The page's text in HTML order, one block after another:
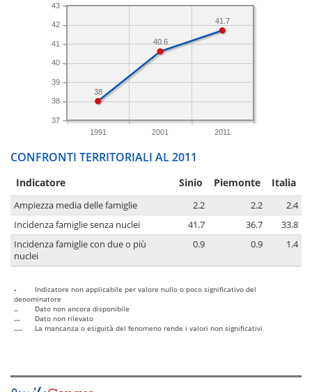
1991 2001 2011
37
38
39
40
41
42
43
41.7
40.6
38
CONFRONTI TERRITORIALI AL 2011
Indicatore Sinio Piemonte Italia
Ampiezza media delle famiglie 2.2 2.2
2.4
Incidenza famiglie senza nuclei
41.7 36.7
33.8
Incidenza famiglie con due o più
nuclei
0.9 0.9 1.4
-
Indicatore non applicabile per valore nullo o poco significativo del
denominatore
..
Dato non ancora disponibile
...
Dato non rilevato
....
La mancanza o esiguità del fenomeno rende i valori non significativi